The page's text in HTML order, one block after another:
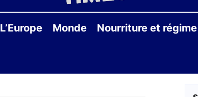
L’Europe Monde Nourriture et régime